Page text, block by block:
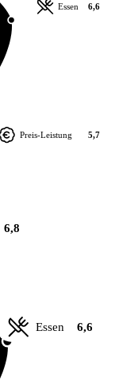
Essen 6,6
Preis-Leistung 5,7
6,8
Essen 6,6